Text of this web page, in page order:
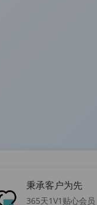
秉承客户为先
365天1V1贴心会员